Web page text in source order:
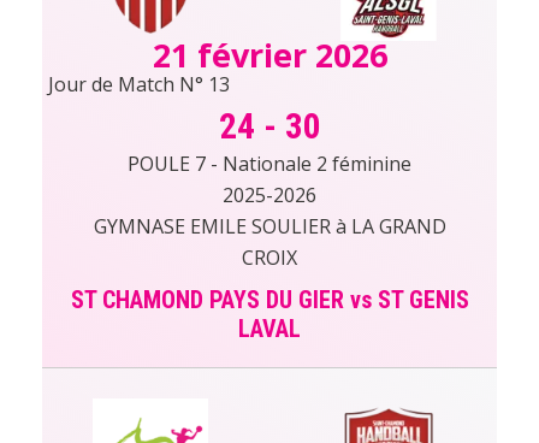
21 février 2026
Jour de Match N° 13
24 - 30
POULE 7 - Nationale 2 féminine
2025-2026
GYMNASE EMILE SOULIER à LA GRAND
CROIX
ST CHAMOND PAYS DU GIER vs ST GENIS
LAVAL